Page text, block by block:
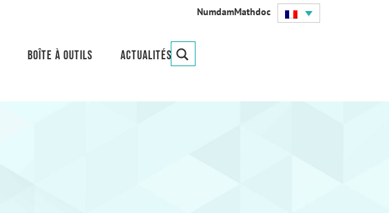
NumdamMathdoc
Boîte à outils Actualités